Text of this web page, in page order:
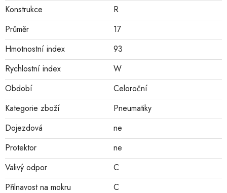
Konstrukce
R
Průměr
17
Hmotnostní index
93
Rychlostní index
W
Období
Celoroční
Kategorie zboží
Pneumatiky
Dojezdová
ne
Protektor
ne
Valivý odpor
C
Přilnavost na mokru
C